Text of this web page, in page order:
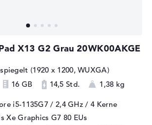
X13 G2 Grau 20WK00AKGE
(1920 x 1200, WUXGA)
16 GB 14,5 Std. 1,38 kg
i5-1135G7 / 2,4 GHz / 4 Kerne
Xe Graphics G7 80 EUs